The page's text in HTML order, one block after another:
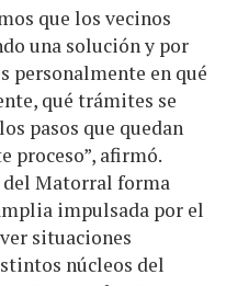
que los vecinos
una solución y por
personalmente en qué
qué trámites se
pasos que quedan
proceso”, afirmó.
del Matorral forma
impulsada por el
situaciones
núcleos del